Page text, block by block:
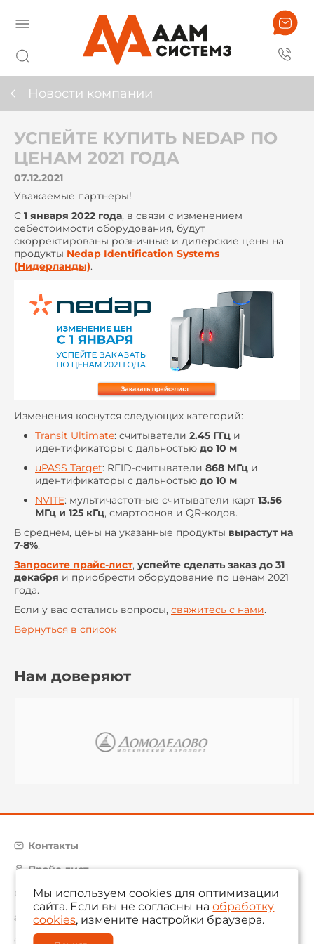
Новости компании
УСПЕЙТЕ КУПИТЬ NEDAP ПО
ЦЕНАМ 2021 ГОДА
07.12.2021
Уважаемые партнеры!
С 1 января 2022 года, в связи с изменением
себестоимости оборудования, будут
скорректированы розничные и дилерские цены на
продукты Nedap Identification Systems
(Нидерланды).
Изменения коснутся следующих категорий:
Transit Ultimate: считыватели 2.45 ГГц и
идентификаторы с дальностью до 10 м
uPASS Target: RFID-считыватели 868 МГц и
идентификаторы с дальностью до 10 м
NVITE: мультичастотные считыватели карт 13.56
МГц и 125 кГц, смартфонов и QR-кодов.
В среднем, цены на указанные продукты вырастут на
7-8%.
Запросите прайс-лист, успейте сделать заказ до 31
декабря и приобрести оборудование по ценам 2021
года.
Если у вас остались вопросы, свяжитесь с нами.
Вернуться в список
Нам доверяют
Контакты
Прайс-лист
Карта сайта
aam@aamsystems.ru
© 2004 — 2026 «AAM Systems»
Мы используем cookies для оптимизации
сайта. Если вы не согласны наобработку
cookies, измените настройки браузера.